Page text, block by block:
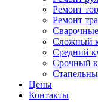
Ремонт
Ремонт
Сложный
Средний
Срочный
Цены
Контакты